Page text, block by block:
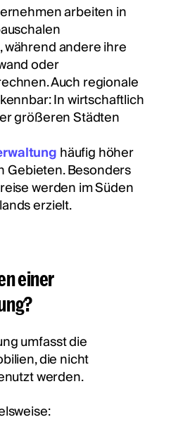
arbeiten in
andere ihre
oder
Auch regionale
In wirtschaftlich
größeren Städten
häufig höher
Gebieten. Besonders
werden im Süden
erzielt.
einer
umfasst die
die nicht
werden.